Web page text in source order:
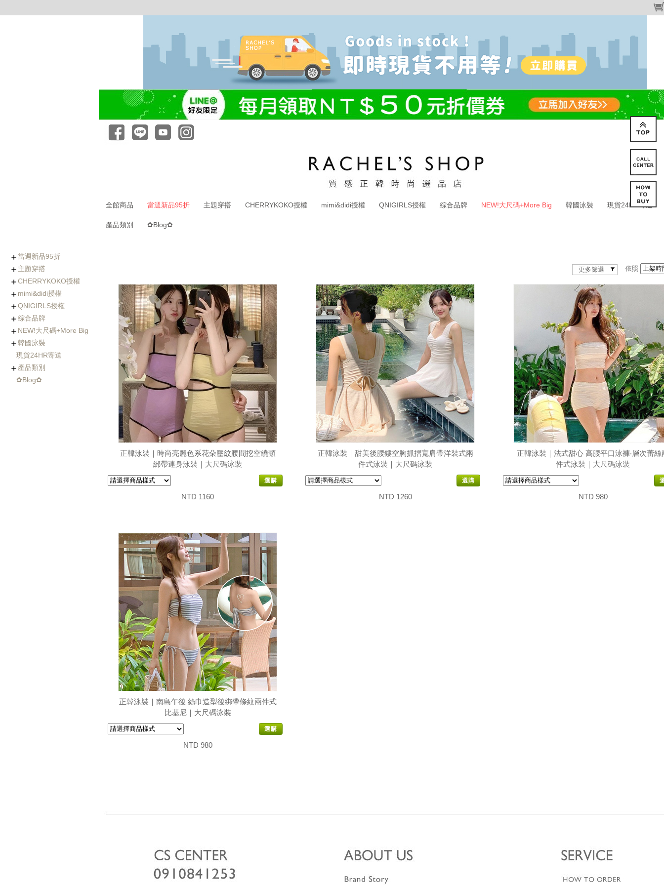
全館商品 當週新品95折 主題穿搭 CHERRYKOKO授權 mimi&didi授權 QNIGIRLS授權 綜合品牌 NEW!大尺碼+More Big 韓國泳裝 現貨24HR寄送
產品類別 ✿Blog✿
當週新品95折
0806-0812新品
(8/5~8/12優惠95折)
0730-0805新品
0723-0729新品
0716-0722新品
0702-0708新品
主題穿搭
Chic x Slim｜逆天長腿
西裝褲特蒐
化身金秘書｜OL上衣穿
搭特輯
婚禮不失禮｜穿出好人
緣的優雅穿搭
小隻女專屬長褲｜再也
不用改褲長了！
徹底擊中他的心｜約會
穿搭必勝術
穿出時髦與優雅｜時尚
風衣特輯
寒流我不怕｜時髦保暖
外套特蒐
羊毛大衣
手工羊毛大衣
羽絨外套/鋪棉外套
毛衣外套
其它款式外套
海島假期必備｜渡假風
單品一次打包
棉花糖女孩の顯瘦絕招
Basic Wear｜365天天
都好搭！
穿過回不去的褲子
社團人氣款
Rachel's World直播間
名人推薦
人氣部落客Chiao推薦
年代新聞主播著用款
CHERRYKOKO授權
+ Made koko
+ Basic基礎內搭
+ Top上衣類
+ Outer外套類
+ Onepeice洋裝類
+ Skirt裙子類
+ Pants褲子類
+ Jeans單寧類
+ Acc配件類
+ Bag&Shoes包款&鞋
類
+ Summer Look
mimi&didi授權
+ Basic基礎內搭
+ Top上衣類
+ Outer外套類
+ Onepiece洋裝類
+ Skirt裙子類
+ Pants褲子類
+ Jeans單寧類
+ Acc配件類
+ Bag&Shoes包款&鞋
類
+ Homewear家居服飾
+ Summer Look
QNIGIRLS授權
+ QNIMADE
+ 155JEANS
+5cm加長版
+ Basic基礎內搭
+ Top上衣類
+ Outer外套類
+ Onepiece洋裝類
+ Skirt裙子類
+ Pants褲子類
+ Jeans單寧類
+ Acc配件類
+ Bags&Shoes包款&鞋
類
綜合品牌
+ Basic基礎內搭
+ Top上衣類
+ Outer外套類
+ Onepeice洋裝類
+ Skirt裙子類
+ Pants褲子類
+ Jeans單寧類
+ Bag&Shoes包款&鞋
類
+ Acc配件類
+ Summer Look
+ Fitnese Wear +
NEW!大尺碼+More Big
+ Top大尺碼上衣
+ Dress大尺碼洋裝
+ Ouetr大尺碼外套
+ Bottom大尺碼下身
韓國泳裝
連身泳裝
兩件式比基尼
三&四件式比基尼
大尺碼泳衣
防曬衣rash guard
玩水配件
現貨24HR寄送
產品類別
Basic基礎內搭
Top上衣類
Outer外套類
Skirt裙類
Pants褲類
Onepiece洋裝類
Acc配件類
Shoes鞋類
Bag包類
Homewear家居服飾
FitnessWear
✿Blog✿
更多篩選 依照
正韓泳裝｜時尚亮麗色系花朵壓紋腰間挖空繞頸
綁帶連身泳裝｜大尺碼泳裝
選購
NTD 1160
正韓泳裝｜甜美後腰鏤空胸抓摺寬肩帶洋裝式兩
件式泳裝｜大尺碼泳裝
選購
NTD 1260
正韓泳裝｜法式甜心 高腰平口泳褲‧層次蕾絲
件式泳裝｜大尺碼泳裝
NTD 980
正韓泳裝｜南島午後 絲巾造型後綁帶條紋兩件式
比基尼｜大尺碼泳裝
選購
NTD 980